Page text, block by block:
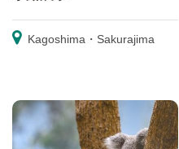
Kagoshima・Sakurajima